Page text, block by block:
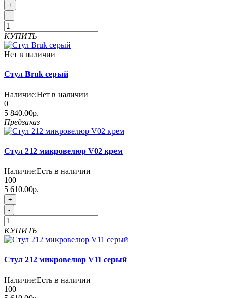
+
-
КУПИТЬ
Нет в наличии
Стул Bruk серый
Наличие:Нет в наличии
0
5 840.00р.
Предзаказ
Стул 212 микровелюр V02 крем
Наличие:Есть в наличии
100
5 610.00р.
+
-
КУПИТЬ
Стул 212 микровелюр V11 серый
Наличие:Есть в наличии
100